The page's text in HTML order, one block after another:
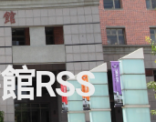
RSS